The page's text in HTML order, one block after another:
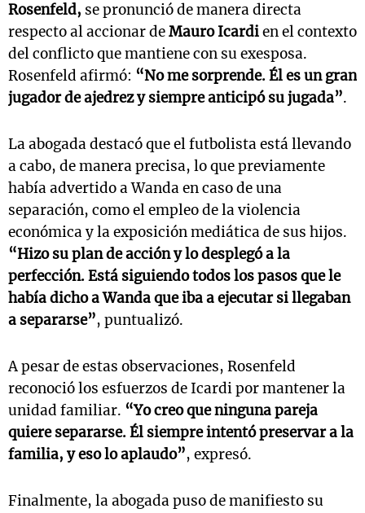
Rosenfeld, se pronunció de manera directa
respecto al accionar deMauro Icardien el contexto
del conflicto que mantiene con su exesposa.
Rosenfeld afirmó: “No me sorprende. Él es un gran
jugador de ajedrez y siempre anticipó su jugada”.
La abogada destacó que el futbolista está llevando
a cabo, de manera precisa, lo que previamente
había advertido a Wanda en caso de una
separación, como el empleo de la violencia
económica y la exposición mediática de sus hijos.
“Hizo su plan de acción y lo desplegó a la
perfección. Está siguiendo todos los pasos que le
había dicho a Wanda que iba a ejecutar si llegaban
a separarse”, puntualizó.
A pesar de estas observaciones, Rosenfeld
reconoció los esfuerzos de Icardi por mantener la
unidad familiar. “Yo creo que ninguna pareja
quiere separarse. Él siempre intentó preservar a la
familia, y eso lo aplaudo”, expresó.
Finalmente, la abogada puso de manifiesto su